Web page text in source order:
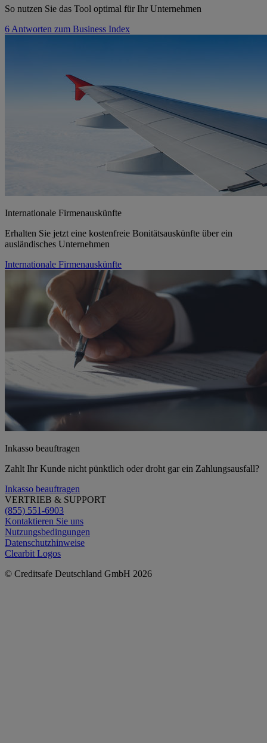
So nutzen Sie das Tool optimal für Ihr Unternehmen
6 Antworten zum Business Index
Internationale Firmenauskünfte
Erhalten Sie jetzt eine kostenfreie Bonitätsauskünfte über ein
ausländisches Unternehmen
Internationale Firmenauskünfte
Inkasso beauftragen
Zahlt Ihr Kunde nicht pünktlich oder droht gar ein Zahlungsausfall?
Inkasso beauftragen
VERTRIEB & SUPPORT
(855) 551-6903
Kontaktieren Sie uns
Nutzungsbedingungen
Datenschutzhinweise
Clearbit Logos
© Creditsafe Deutschland GmbH 2026